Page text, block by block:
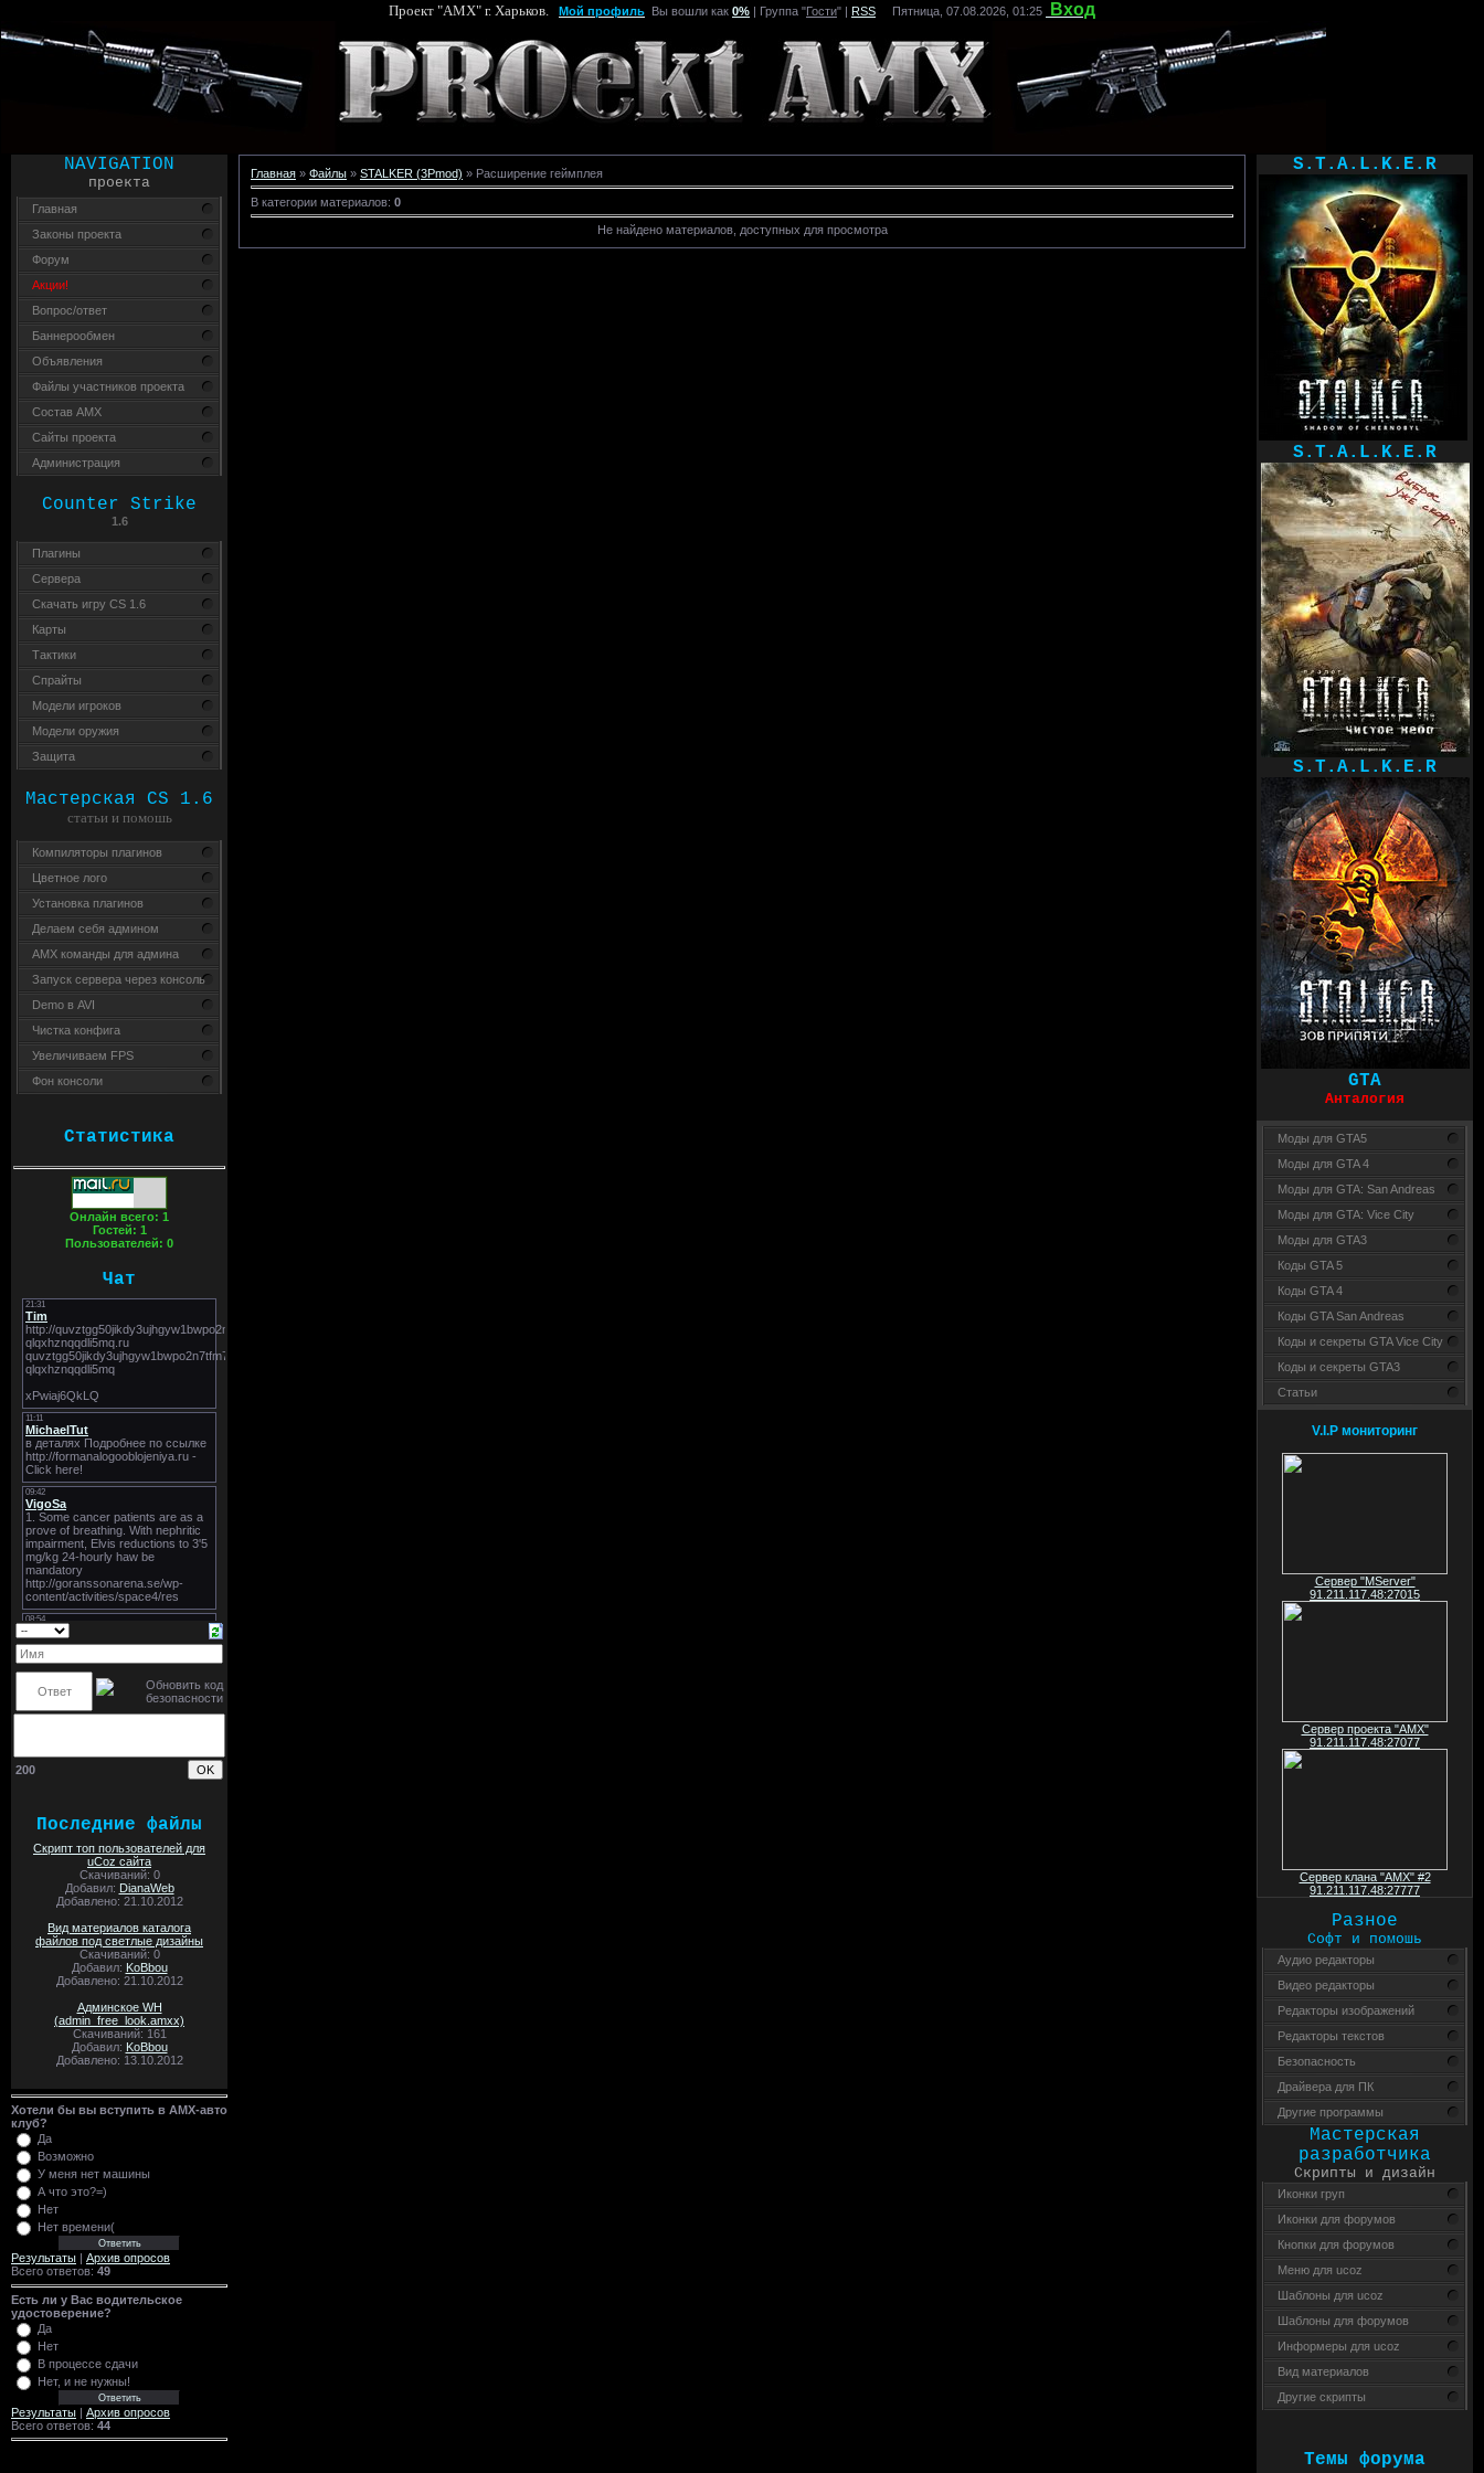
Проект "AMX" г. Харьков. Мой профиль Вы вошли как 0% | Группа "Гости" | RSS Пятница, 07.08.2026, 01:25 Вход
NAVIGATION
проекта
Главная
Законы проекта
Форум
Акции!
Вопрос/ответ
Баннерообмен
Объявления
Файлы участников проекта
Состав AMX
Сайты проекта
Администрация
Counter Strike
1.6
Плагины
Сервера
Скачать игру CS 1.6
Карты
Тактики
Спрайты
Модели игроков
Модели оружия
Защита
Мастерская CS 1.6
статьи и помошь
Компиляторы плагинов
Цветное лого
Установка плагинов
Делаем себя админом
AMX команды для админа
Запуск сервера через консоль
Demo в AVI
Чистка конфига
Увеличиваем FPS
Фон консоли
Статистика
Онлайн всего: 1
Гостей: 1
Пользователей: 0
Чат
200
Последние файлы
Скрипт топ пользователей для
uCoz сайта
Скачиваний: 0
Добавил: DianaWeb
Добавлено: 21.10.2012
Вид материалов каталога
файлов под светлые дизайны
Скачиваний: 0
Добавил: KoBbou
Добавлено: 21.10.2012
Админское WH
(admin_free_look.amxx)
Скачиваний: 161
Добавил: KoBbou
Добавлено: 13.10.2012
Хотели бы вы вступить в AMX-авто
клуб?
Да
Возможно
У меня нет машины
А что это?=)
Нет
Нет времени(
Результаты
Архив опросов
Всего ответов: 49
Есть ли у Вас водительское
удостоверение?
Да
Нет
В процессе сдачи
Нет, и не нужны!
Результаты | Архив опросов
Всего ответов: 44
Главная » Файлы » STALKER (3Pmod) » Расширение геймплея
В категории материалов: 0
Не найдено материалов, доступных для просмотра
S.T.A.L.K.E.R
S.T.A.L.K.E.R
S.T.A.L.K.E.R
GTA
Анталогия
Моды для GTA5
Моды для GTA 4
Моды для GTA: San Andreas
Моды для GTA: Vice City
Моды для GTA3
Коды GTA 5
Коды GTA 4
Коды GTA San Andreas
Коды и секреты GTA Vice City
Коды и секреты GTA3
Статьи
V.I.P мониторинг
Сервер "MServer"
91.211.117.48:27015
Сервер проекта "AMX"
91.211.117.48:27077
Сервер клана "AMX" #2
91.211.117.48:27777
Разное
Софт и помошь
Аудио редакторы
Видео редакторы
Редакторы изображений
Редакторы текстов
Безопасность
Драйвера для ПК
Другие программы
Мастерская
разработчика
Скрипты и дизайн
Иконки груп
Иконки для форумов
Кнопки для форумов
Меню для ucoz
Шаблоны для ucoz
Шаблоны для форумов
Информеры для ucoz
Вид материалов
Другие скрипты
Темы форума